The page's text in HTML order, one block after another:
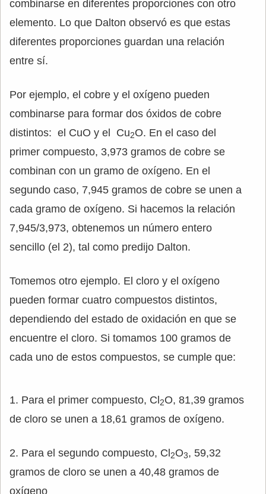
combinarse en diferentes proporciones con otro
elemento. Lo que Dalton observó es que estas
diferentes proporciones guardan una relación
entre sí.
Por ejemplo, el cobre y el oxígeno pueden
combinarse para formar dos óxidos de cobre
distintos: el CuO y el Cu2O. En el caso del
primer compuesto, 3,973 gramos de cobre se
combinan con un gramo de oxígeno. En el
segundo caso, 7,945 gramos de cobre se unen a
cada gramo de oxígeno. Si hacemos la relación
7,945/3,973, obtenemos un número entero
sencillo (el 2), tal como predijo Dalton.
Tomemos otro ejemplo. El cloro y el oxígeno
pueden formar cuatro compuestos distintos,
dependiendo del estado de oxidación en que se
encuentre el cloro. Si tomamos 100 gramos de
cada uno de estos compuestos, se cumple que:
1. Para el primer compuesto, Cl2O, 81,39 gramos
de cloro se unen a 18,61 gramos de oxígeno.
2. Para el segundo compuesto, Cl2O3, 59,32
gramos de cloro se unen a 40,48 gramos de
oxígeno